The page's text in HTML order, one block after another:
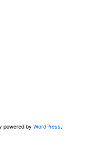
powered by WordPress.